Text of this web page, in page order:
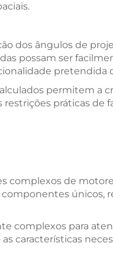
dos ângulos de
possam ser
pretendida
permitem a
práticas de
de
únicos,
complexos para
características